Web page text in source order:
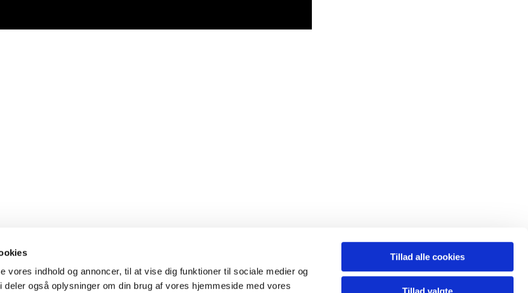
vores indhold og annoncer, til at vise dig funktioner til sociale medier og
også oplysninger om din brug af vores hjemmeside med vores
Tillad alle cookies
Tillad valgte